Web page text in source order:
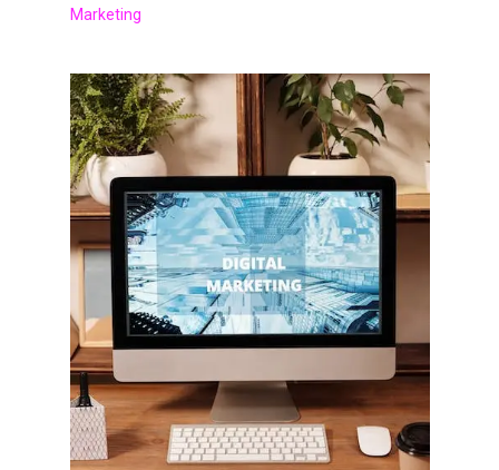
Marketing